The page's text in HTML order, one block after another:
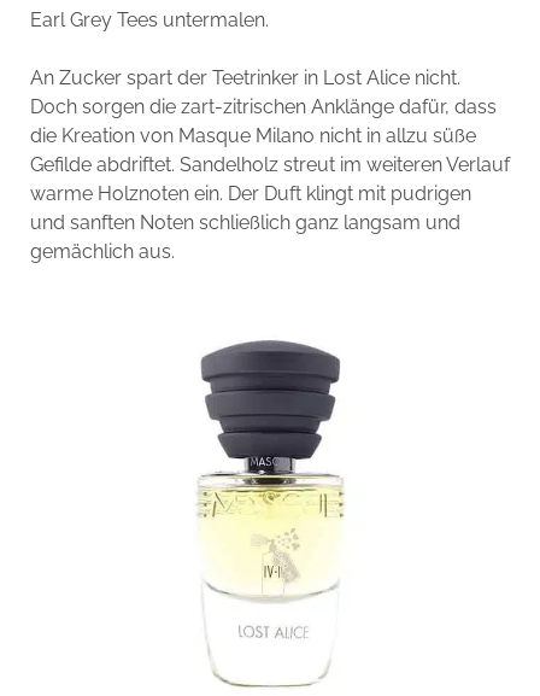
Earl Grey Tees untermalen.
An Zucker spart der Teetrinker in Lost Alice nicht.
Doch sorgen die zart-zitrischen Anklänge dafür, dass
die Kreation von Masque Milano nicht in allzu süße
Gefilde abdriftet. Sandelholz streut im weiteren Verlauf
warme Holznoten ein. Der Duft klingt mit pudrigen
und sanften Noten schließlich ganz langsam und
gemächlich aus.